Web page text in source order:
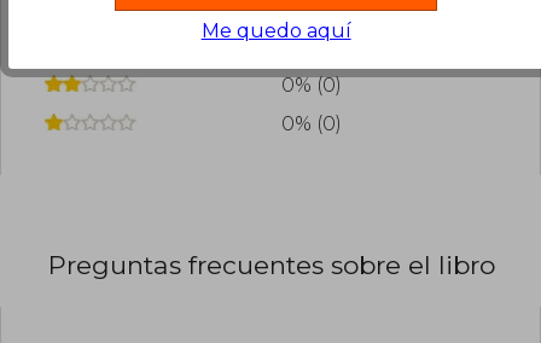
contemporánea. 0% (0)
0% (0)
0% (0)
0% (0)
Preguntas frecuentes sobre el libro
Me quedo aquí